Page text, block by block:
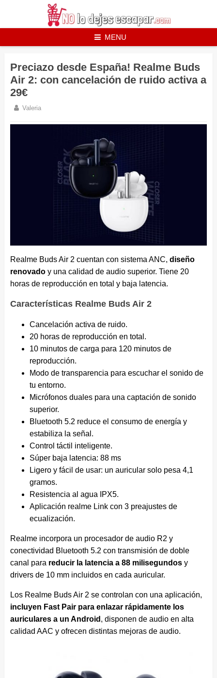
MENU
Preciazo desde España! Realme Buds
Air 2: con cancelación de ruido activa a
29€
Valeria
Realme Buds Air 2 cuentan con sistema ANC, diseño
renovadoy una calidad de audio superior. Tiene 20
horas de reproducción en total y baja latencia.
Características Realme Buds Air 2
Cancelación activa de ruido.
20 horas de reproducción en total.
10 minutos de carga para 120 minutos de
reproducción.
Modo de transparencia para escuchar el sonido de
tu entorno.
Micrófonos duales para una captación de sonido
superior.
Bluetooth 5.2 reduce el consumo de energía y
estabiliza la señal.
Control táctil inteligente.
Súper baja latencia: 88 ms
Ligero y fácil de usar: un auricular solo pesa 4,1
gramos.
Resistencia al agua IPX5.
Aplicación realme Link con 3 preajustes de
ecualización.
Realme incorpora un procesador de audio R2 y
conectividad Bluetooth 5.2 con transmisión de doble
canal para reducir la latencia a 88 milisegundos y
drivers de 10 mm incluidos en cada auricular.
Los Realme Buds Air 2 se controlan con una aplicación,
incluyen Fast Pair para enlazar rápidamente los
auriculares a un Android , disponen de audio en alta
calidad AAC y ofrecen distintas mejoras de audio.